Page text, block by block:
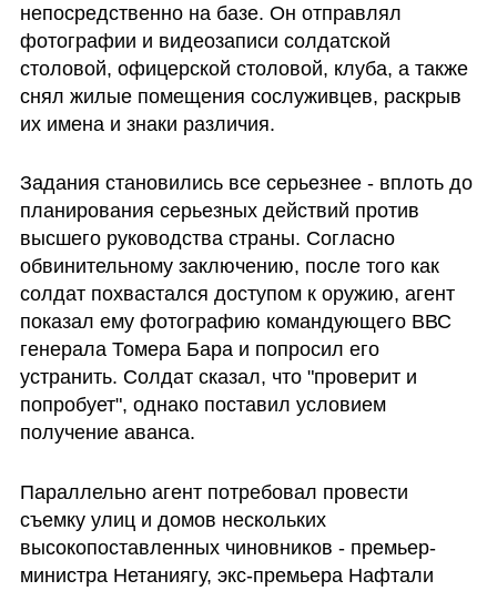
непосредственно на базе. Он отправлял
фотографии и видеозаписи солдатской
столовой, офицерской столовой, клуба, а также
снял жилые помещения сослуживцев, раскрыв
их имена и знаки различия.
Задания становились все серьезнее - вплоть до
планирования серьезных действий против
высшего руководства страны. Согласно
обвинительному заключению, после того как
солдат похвастался доступом к оружию, агент
показал ему фотографию командующего ВВС
генерала Томера Бара и попросил его
устранить. Солдат сказал, что "проверит и
попробует", однако поставил условием
получение аванса.
Параллельно агент потребовал провести
съемку улиц и домов нескольких
высокопоставленных чиновников - премьер-
министра Нетаниягу, экс-премьера Нафтали